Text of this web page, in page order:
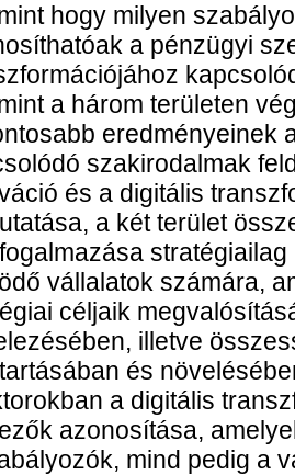
hogy milyen
a pénzügyi
a három területen
eredményeinek
szakirodalmak
és a digitális
a két terület
vállalatok számára,
céljaik
illetve
és
a digitális
azonosítása,
mind pedig a